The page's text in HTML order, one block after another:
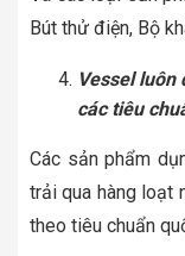
Bút thử điện, Bộ
Vessel luôn
các tiêu
Các sản phẩm
trải qua hàng loạt
theo tiêu chuẩn